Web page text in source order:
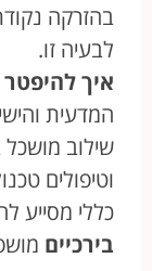
בהזרקה
לבעיה זו.
איך להיפטר
המדעית
שילוב מושכל
וטיפולים
כללי מסייע
בירכיים